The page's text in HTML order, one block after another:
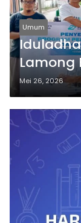
Umum
Iduladha
Lamong
Kurban
Mei 26, 2026